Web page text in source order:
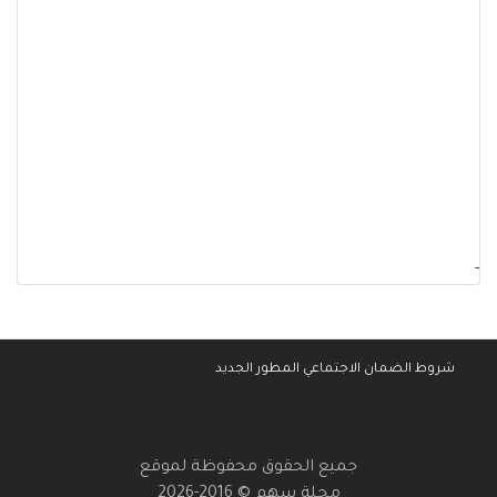
-
شروط الضمان الاجتماعي المطور الجديد
جميع الحقوق محفوظة لموقع